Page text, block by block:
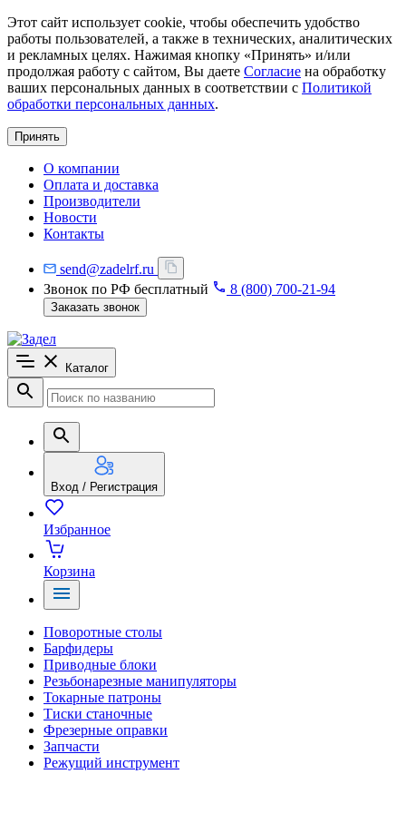
Этот сайт использует cookie, чтобы обеспечить удобство
работы пользователей, а также в технических, аналитических
и рекламных целях. Нажимая кнопку «Принять» и/или
продолжая работу с сайтом, Вы даете Согласие на обработку
ваших персональных данных в соответствии с Политикой
обработки персональных данных.
Принять
О компании
Оплата и доставка
Производители
Новости
Контакты
send@zadelrf.ru
Звонок по РФ бесплатный
8 (800) 700-21-94
Заказать звонок
Каталог
Вход / Регистрация
Избранное
Корзина
Поворотные столы
Барфидеры
Приводные блоки
Резьбонарезные манипуляторы
Токарные патроны
Тиски станочные
Фрезерные оправки
Запчасти
Режущий инструмент